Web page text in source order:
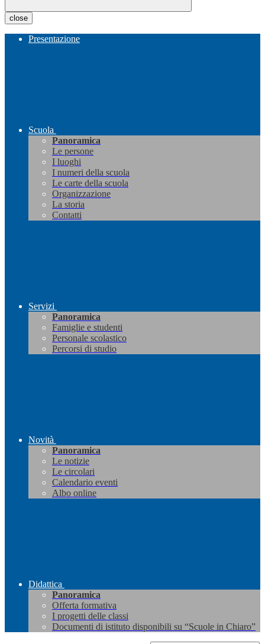
close
Presentazione
Scuola
Panoramica
Le persone
I luoghi
I numeri della scuola
Le carte della scuola
Organizzazione
La storia
Contatti
Servizi
Panoramica
Famiglie e studenti
Personale scolastico
Percorsi di studio
Novità
Panoramica
Le notizie
Le circolari
Calendario eventi
Albo online
Didattica
Panoramica
Offerta formativa
I progetti delle classi
Documenti di istituto disponibili su “Scuole in Chiaro”